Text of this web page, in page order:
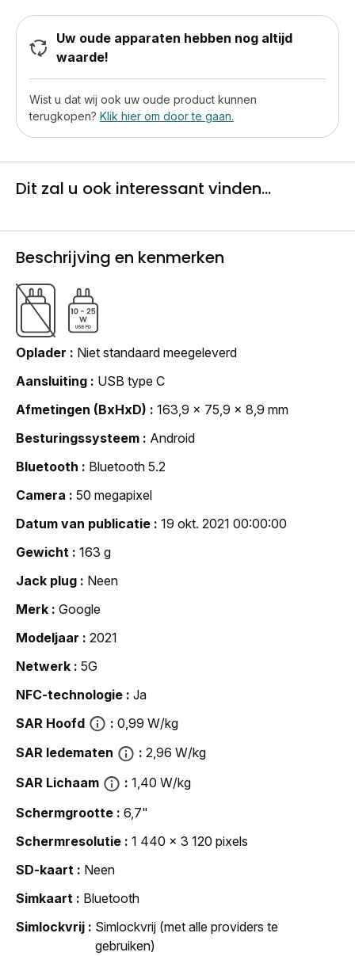
Uw oude apparaten hebben nog altijd
waarde!
Wist u dat wij ook uw oude product kunnen
terugkopen? Klik hier om door te gaan.
Dit zal u ook interessant vinden...
Beschrijving en kenmerken
Oplader
Niet standaard meegeleverd
Aansluiting
USB type C
Afmetingen (BxHxD)
163,9 x 75,9 x 8,9 mm
Besturingssysteem
Android
Bluetooth
Bluetooth 5.2
Camera
50 megapixel
Datum van publicatie
19 okt. 2021 00:00:00
Gewicht
163 g
Jack plug
Neen
Merk
Google
Modeljaar
2021
Netwerk
5G
NFC-technologie
Ja
SAR Hoofd
0,99 W/kg
SAR ledematen
2,96 W/kg
SAR Lichaam
1,40 W/kg
Schermgrootte
6,7"
Schermresolutie
1 440 x 3 120 pixels
SD-kaart
Neen
Simkaart
Bluetooth
Simlockvrij
Simlockvrij (met alle providers te
gebruiken)